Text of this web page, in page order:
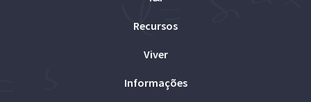
Recursos
Viver
Informações